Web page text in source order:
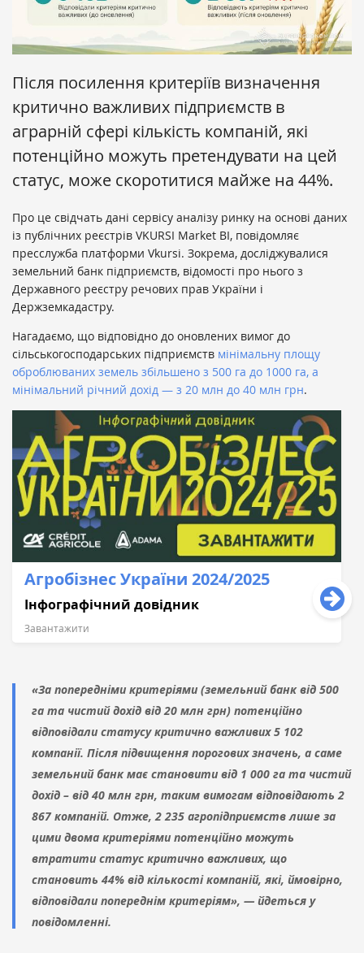
Після посилення критеріїв визначення
критично важливих підприємств в
аграрній сфері кількість компаній, які
потенційно можуть претендувати на цей
статус, може скоротитися майже на 44%.
Про це свідчать дані сервісу аналізу ринку на основі даних
із публічних реєстрів VKURSI Market BI, повідомляє
пресслужба платформи Vkursi. Зокрема, досліджувалися
земельний банк підприємств, відомості про нього з
Державного реєстру речових прав України і
Держземкадастру.
Нагадаємо, що відповідно до оновлених вимог до
сільськогосподарських підприємств мінімальну площу
оброблюваних земель збільшено з 500 га до 1000 га, а
мінімальний річний дохід — з 20 млн до 40 млн грн.
Агробізнес України 2024/2025
Інфографічний довідник
Завантажити
«За попередніми критеріями (земельний банк від 500
га та чистий дохід від 20 млн грн) потенційно
відповідали статусу критично важливих 5 102
компанії. Після підвищення порогових значень, а саме
земельний банк має становити від 1 000 га та чистий
дохід – від 40 млн грн, таким вимогам відповідають 2
867 компаній. Отже, 2 235 агропідприємств лише за
цими двома критеріями потенційно можуть
втратити статус критично важливих, що
становить 44% від кількості компаній, які, ймовірно,
відповідали попереднім критеріям», — йдеться у
повідомленні.